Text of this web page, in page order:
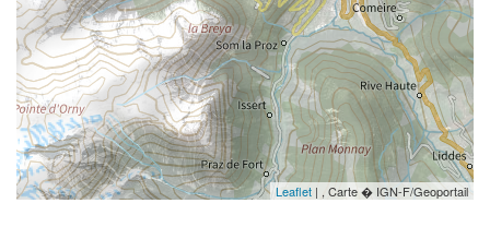
Leaflet | , Carte � IGN-F/Geoportail